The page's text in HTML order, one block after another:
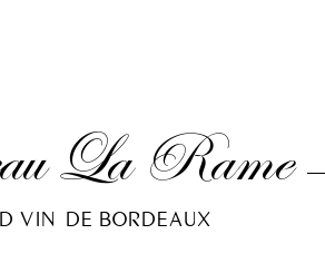
La Rame
VIN DE BORDEAUX